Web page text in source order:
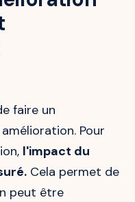
faire un
Pour
l'impact du
Cela permet de
peut être